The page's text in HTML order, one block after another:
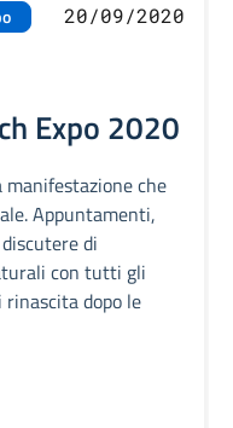
20/09/2020
Expo 2020
che
Appuntamenti,
di
con tutti gli
dopo le